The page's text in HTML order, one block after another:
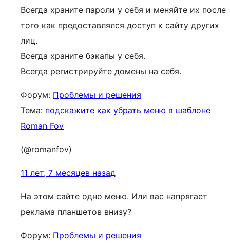
Всегда храните пароли у себя и меняйте их после
того как предоставлялся доступ к сайту других
лиц.
Всегда храните бэкапы у себя.
Всегда регистрируйте домены на себя.
Форум: Проблемы и решения
Тема: подскажите как убрать меню в шаблоне
Roman Fov
(@romanfov)
11 лет, 7 месяцев назад
На этом сайте одно меню. Или вас напрягает
реклама планшетов внизу?
Форум: Проблемы и решения